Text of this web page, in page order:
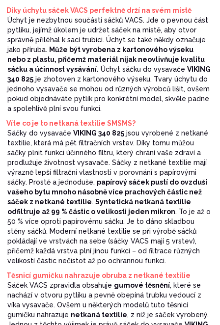
Díky úchytu sáček VACS perfektně drží na svém místě
Úchyt je nezbytnou součástí sáčků VACS. Jde o pevnou část
pytlíku, jejímž úkolem je udržet sáček na místě, aby otvor
správně přiléhal k sací trubici. Úchyt se také někdy označuje
jako příruba. Může být vyrobena z kartonového výseku
nebo z plastu, přičemž materiál nijak neovlivňuje kvalitu
sáčku a účinnost vysávání. Úchyt sáčku do vysavače VIKING
340 825 je zhotoven z kartonového výseku. Tvary úchytu do
jednoho vysavače se mohou od různých výrobců lišit, ovšem
pokud objednáváte pytlík pro konkrétní model, skvěle padne
a spolehlivě plní svou funkci.
Víte co je to netkaná textilie SMSMS?
Sáčky do vysavače VIKING 340 825 jsou vyrobené z netkané
textilie, která má pět filtračních vrstev. Díky tomu můžou
sáčky plnit funkci účinného filtru, který chrání vaše zdraví a
prodlužuje životnost vysavače. Sáčky z netkané textilie mají
výrazně lepší filtrační vlastnosti v porovnání s papírovými
sáčky. Prostě a jednoduše, papírový sáček pustí do ovzduší
vašeho bytu mnoho násobně více prachových částic než
sáček z netkané textilie. Syntetická netkaná textilie
odfiltruje až 99 % částic o velikosti jeden mikron. To je až o
50 % více oproti papírovému sáčku. Je to dáno skladbou
stěny sáčků. Moderní netkané textilie se při výrobě sáčků
pokládají ve vrstvách na sebe (sáčky VACS mají 5 vrstev),
přičemž každá vrstva plní jinou funkci – od filtrace různých
velikostí částic nečistot až po ochrannou funkci.
Těsnicí gumičku nahrazuje obruba z netkané textilie
Sáček VACS zpravidla obsahuje gumové těsnění, které se
nachází v otvoru pytlíku a pevně obepíná trubku vedoucí z
víka vysavače. Ovšem u některých modelů tuto těsnicí
gumičku nahrazuje netkaná textilie, z níž je sáček vyrobený.